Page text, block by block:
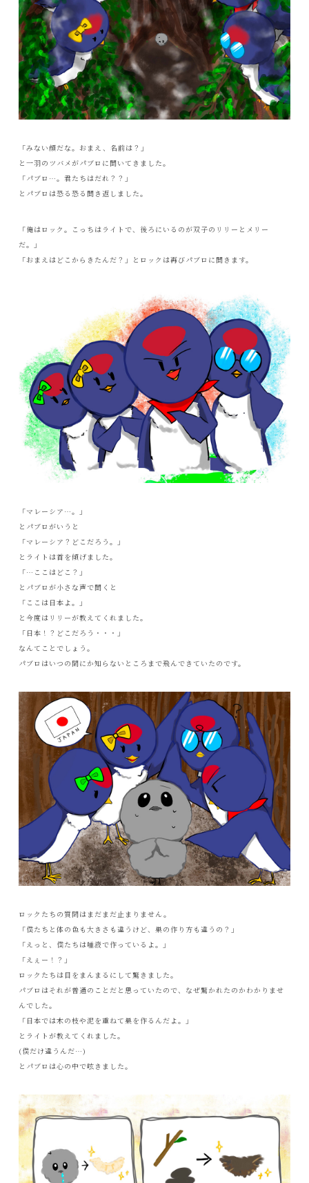
「みない顔だな。おまえ、名前は？」
と一羽のツバメがパブロに聞いてきました。
「パブロ…。君たちはだれ？？」
とパブロは恐る恐る聞き返しました。
「俺はロック。こっちはライトで、後ろにいるのが双子のリリーとメリー
だ。」
「おまえはどこからきたんだ？」とロックは再びパブロに聞きます。
「マレーシア…。」
とパブロがいうと
「マレーシア？どこだろう。」
とライトは首を傾げました。
「…ここはどこ？」
とパブロが小さな声で聞くと
「ここは日本よ。」
と今度はリリーが教えてくれました。
「日本！？どこだろう・・・」
なんてことでしょう。
パブロはいつの間にか知らないところまで飛んできていたのです。
ロックたちの質問はまだまだ止まりません。
「僕たちと体の色も大きさも違うけど、巣の作り方も違うの？」
「えっと、僕たちは唾液で作っているよ。」
「えぇー！？」
ロックたちは目をまんまるにして驚きました。
パブロはそれが普通のことだと思っていたので、なぜ驚かれたのかわかりませ
んでした。
「日本では木の枝や泥を重ねて巣を作るんだよ。」
とライトが教えてくれました。
(僕だけ違うんだ…)
とパブロは心の中で呟きました。